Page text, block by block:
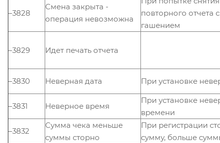
–3828
Смена закрыта -
операция невозможна
повторного отчета с
гашением
–3829 Идет печать отчета
–3830 Неверная дата При установке
–3831 Неверное время
При установке
времени
–3832
Сумма чека меньше
суммы сторно
При регистрации
сумму, больше